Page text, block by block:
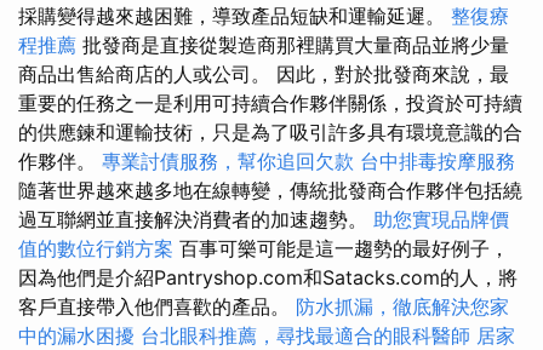
採購變得越來越困難，導致產品短缺和運輸延遲。 整復療
程推薦 批發商是直接從製造商那裡購買大量商品並將少量
商品出售給商店的人或公司。 因此，對於批發商來說，最
重要的任務之一是利用可持續合作夥伴關係，投資於可持續
的供應鍊和運輸技術，只是為了吸引許多具有環境意識的合
作夥伴。 專業討債服務，幫你追回欠款 台中排毒按摩服務
隨著世界越來越多地在線轉變，傳統批發商合作夥伴包括繞
過互聯網並直接解決消費者的加速趨勢。 助您實現品牌價
值的數位行銷方案 百事可樂可能是這一趨勢的最好例子，
因為他們是介紹Pantryshop.com和Satacks.com的人，將
客戶直接帶入他們喜歡的產品。 防水抓漏，徹底解決您家
中的漏水困擾 台北眼科推薦，尋找最適合的眼科醫師 居家